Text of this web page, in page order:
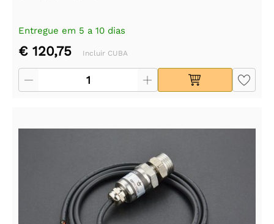
Entregue em 5 a 10 dias
€ 120,75 Incluir CUBA